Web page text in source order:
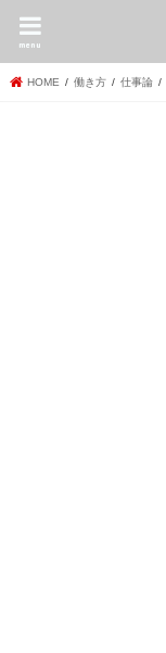
menu
HOME 働き方 仕事論